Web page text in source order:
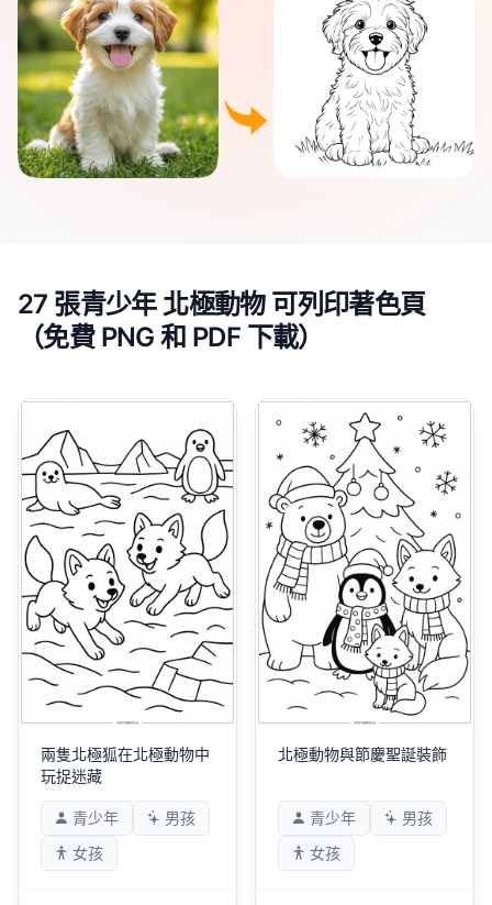
27 張青少年 北極動物 可列印著色頁
（免費 PNG 和 PDF 下載）
兩隻北極狐在北極動物中
玩捉迷藏
青少年
男孩
女孩
北極動物與節慶聖誕裝飾
青少年
男孩
女孩